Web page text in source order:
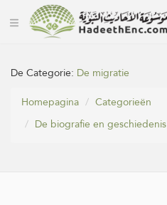
De Categorie: De migratie
Homepagina
Categorieën
De biografie en geschiedenis